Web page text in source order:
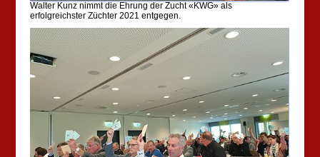
Walter Kunz nimmt die Ehrung der Zucht «KWG» als
erfolgreichster Züchter 2021 entgegen.